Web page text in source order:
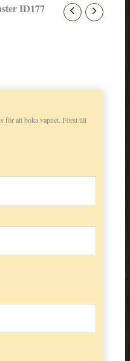
ID177
för att boka vapnet. Först till